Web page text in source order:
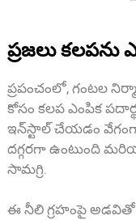
ప్రజలు కలపను
ప్రపంచంలో, గంటల
కోసం కలప ఎంపిక
ఇన్‌స్టాల్ చేయడం
దగ్గరగా ఉంటుంది
సామగ్రి.
ఈ నీలి గ్రహంపై అడవితో